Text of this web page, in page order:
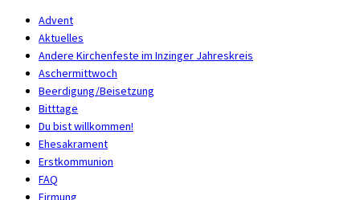
Advent
Aktuelles
Andere Kirchenfeste im Inzinger Jahreskreis
Aschermittwoch
Beerdigung/Beisetzung
Bitttage
Du bist willkommen!
Ehesakrament
Erstkommunion
FAQ
Firmung